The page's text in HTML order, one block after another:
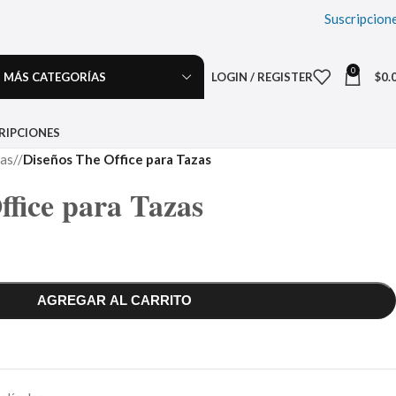
MÁS CATEGORÍAS LOGIN / REGISTER 0 $
/ Diseños The Office para Tazas
para Tazas
AGREGAR AL CARRITO